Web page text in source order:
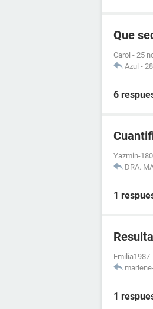
Que
Carol - 25
Azul -
6
Yazmin-180
DRA.
1
Emilia1987
1